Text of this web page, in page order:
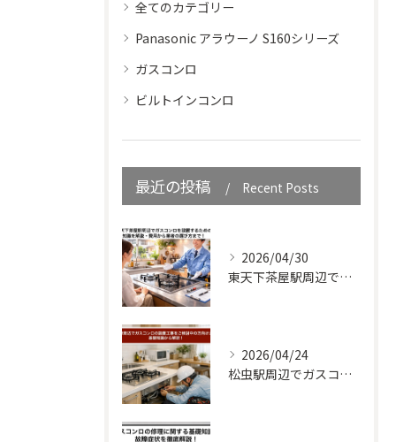
全てのカテゴリー
Panasonic アラウーノ S160シリーズ
ガスコンロ
ビルトインコンロ
最近の投稿 Recent Posts
2026/04/30
東天下茶屋駅周辺でガスコンロを設置するための知識を解説・費用から業者の選び方まで！
2026/04/24
松虫駅周辺でガスコンロの設置工事をご検討中の方向けガイド｜基礎知識から解説！